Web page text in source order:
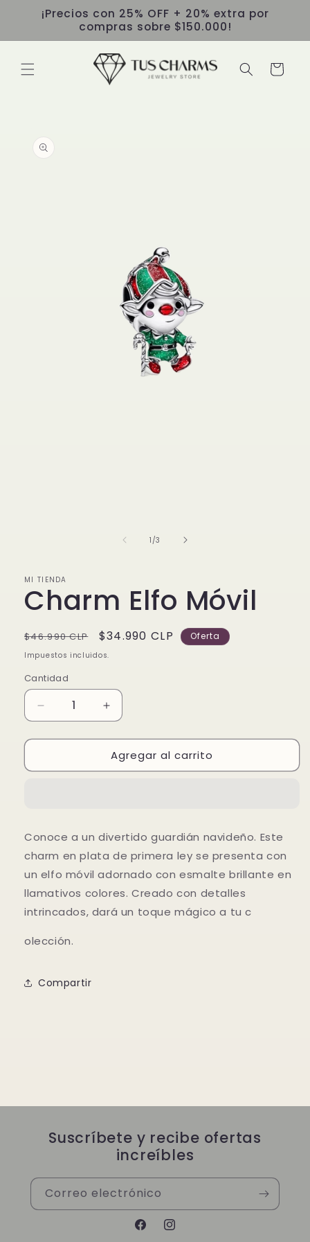
directamente
¡Precios con 25% OFF + 20% extra por
compras sobre $150.000!
Carrito
información
1 /de
3
MI TIENDA
Charm Elfo Móvil
Precio
habitual
$46.990 CLP
Precio
de
$34.990 CLP Oferta
Impuestos incluidos.
Cantidad
Reducir
cantidad
para
Elfo
Aumentar
cantidad
para
Charm
Elfo
Agregar al carrito
Conoce a un divertido guardián navideño. Este
charm en plata de primera ley se presenta con
un elfo móvil adornado con esmalte brillante en
llamativos colores. Creado con detalles
intrincados, dará un toque mágico a tu c
olección.
Compartir
Suscríbete y recibe ofertas
increíbles
Correo electrónico
FacebookInstagram